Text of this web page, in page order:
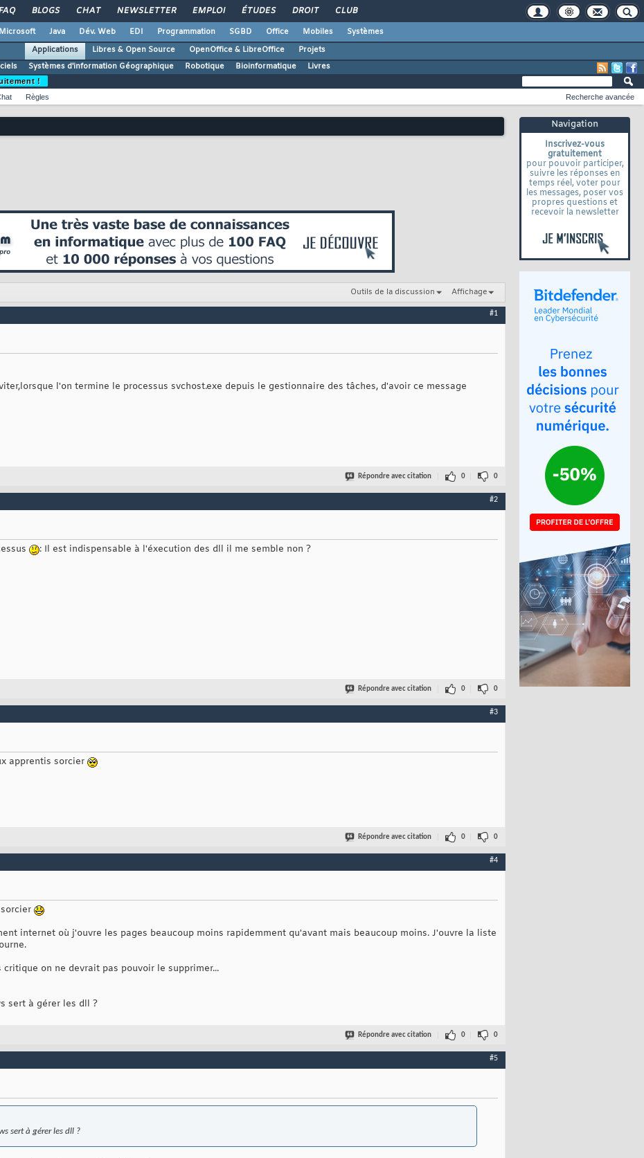
BLOGS CHAT NEWSLETTER EMPLOI ÉTUDES DROIT CLUB
Microsoft Java Dév. Web EDI Programmation SGBD Office Mobiles
Systèmes
Applications
Libres & Open Source OpenOffice & LibreOffice
Projets
Systèmes d'information Géographique Robotique Bioinformatique Livres
Navigation
Inscrivez-vous
gratuitement
pour pouvoir participer,
suivre les réponses en
temps réel, voter pour
les messages, poser vos
propres questions et
recevoir la newsletter
!
Règles Recherche avancée
Outils de la discussion Affichage
#1
l'on termine le processus svchost.exe depuis le gestionnaire des tâches, d'avoir ce message
Répondre avec citation 0 0
#2
: Il est indispensable à l'éxecution des dll il me semble non ?
Répondre avec citation 0 0
#3
apprentis sorcier
Répondre avec citation 0 0
#4
internet où j'ouvre les pages beaucoup moins rapidemment qu'avant mais beaucoup moins. J'ouvre la liste
critique on ne devrait pas pouvoir le supprimer...
sert à gérer les dll ?
Répondre avec citation 0 0
#5
sert à gérer les dll ?